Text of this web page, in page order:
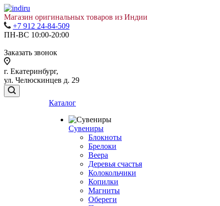
Магазин оригинальных товаров из Индии
+7 912 24-84-509
ПН-ВС 10:00-20:00
Заказать звонок
г. Екатеринбург,
ул. Челюскинцев д. 29
Каталог
Сувениры
Блокноты
Брелоки
Веера
Деревья счастья
Колокольчики
Копилки
Магниты
Обереги